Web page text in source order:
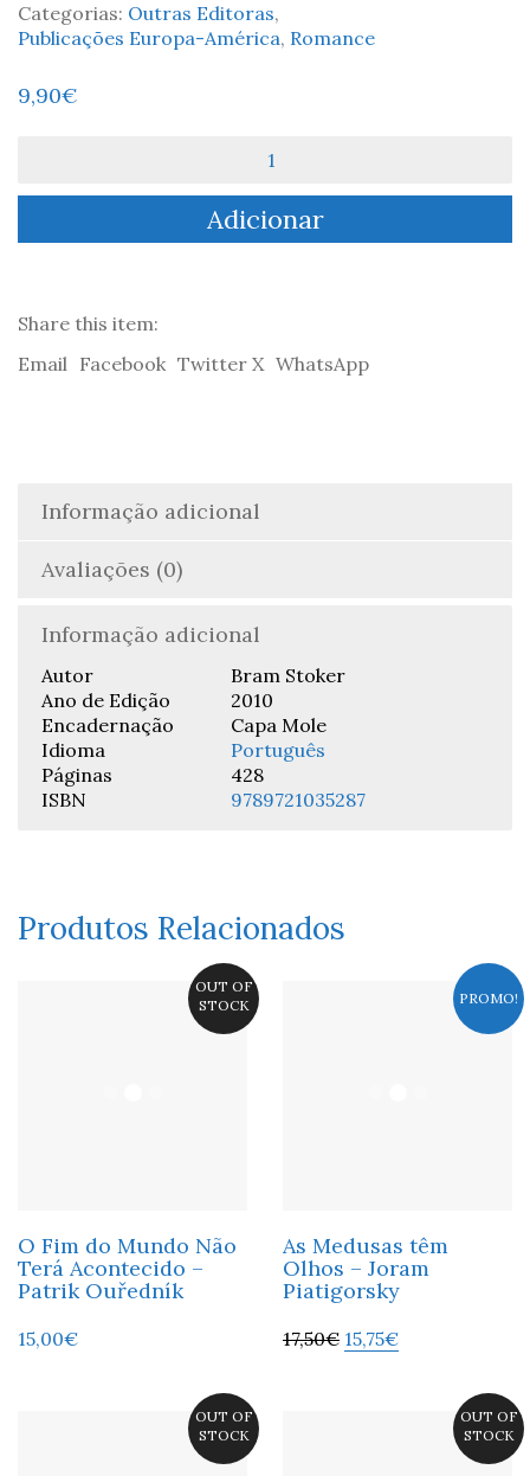
Categorias: Outras Editoras,
Publicações Europa-América, Romance
9,90€
Drácula
Bram
Adicionar
Share this item:
Email Facebook Twitter X WhatsApp
Informação adicional
Avaliações (0)
Informação adicional
Autor
Bram Stoker
Ano de Edição
2010
Encadernação
Capa Mole
Idioma
Português
Páginas
428
ISBN
9789721035287
Produtos Relacionados
OUT OF
STOCK
O Fim do Mundo Não
Terá Acontecido –
Patrik Ouředník
15,00€
PROMO!
As Medusas têm
Olhos – Joram
Piatigorsky
17,50€ 15,75€
OUT OF
STOCK
OUT OF
STOCK